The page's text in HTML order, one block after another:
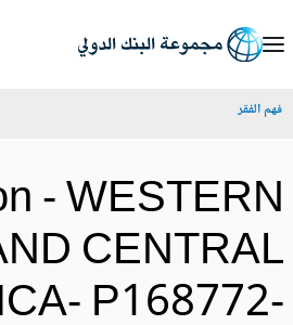
الفقر
-